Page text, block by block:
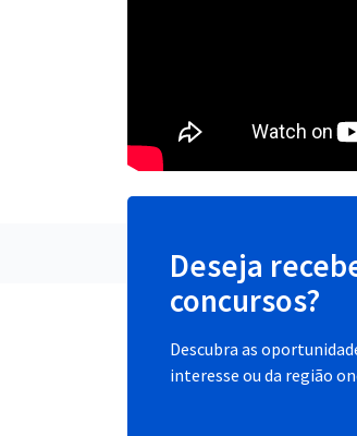
Deseja
concursos?
Descubra as
interesse ou da região